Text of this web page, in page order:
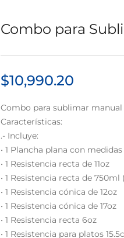
Combo para
$10,990.20
Combo para sublimar manual
Características:
.- Incluye:
• 1 Plancha plana con
• 1 Resistencia recta de 11oz
• 1 Resistencia recta de 750ml
• 1 Resistencia cónica de 12oz
• 1 Resistencia cónica de 17oz
• 1 Resistencia recta 6oz
• 1 Resistencia para platos